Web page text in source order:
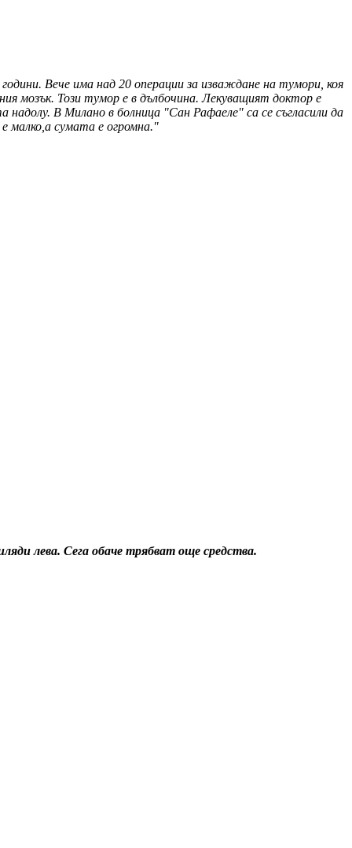
Вече има над 20 операции за изваждане на тумори, коя
мозък. Този тумор е в дълбочина. Лекуващият доктор е
В Милано в болница "Сан Рафаеле" са се съгласили да
малко,а сумата е огромна."
лева. Сега обаче трябват още средства.